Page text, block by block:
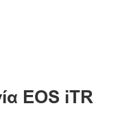
EOS iTR